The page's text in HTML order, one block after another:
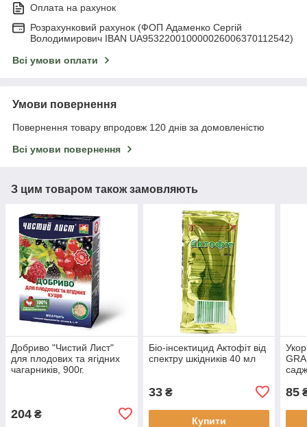
Оплата на рахунок
Розрахунковий рахунок (ФОП Адаменко Сергій
Володимирович IBAN UA953220010000026006370112542)
Всі умови оплати
Умови повернення
Повернення товару впродовж 120 днів за домовленістю
Всі умови повернення
З цим товаром також замовляють
Добриво "Чистий Лист"
для плодових та ягідних
чагарників, 900г.
204 ₴
Біо-інсектицид Актофіт від
спектру шкідників 40 мл
33₴
Купити
85